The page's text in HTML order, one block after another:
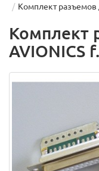
Комплект разъемов
Комплект
AVIONICS